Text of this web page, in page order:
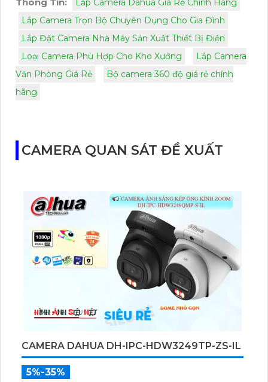
Lắp Camera Dahua Giá Rẻ Chính Hãng
Lắp Camera Trọn Bộ Chuyên Dụng Cho Gia Đình
Lắp Đặt Camera Nhà Máy Sản Xuất Thiết Bị Điện
Loại Camera Phù Hợp Cho Kho Xưởng
Lắp Camera
Văn Phòng Giá Rẻ
Bộ camera 360 độ giá rẻ chính
hãng
CAMERA QUAN SÁT ĐỀ XUẤT
CAMERA DAHUA DH-IPC-HDW3249TP-ZS-IL
5%-35%